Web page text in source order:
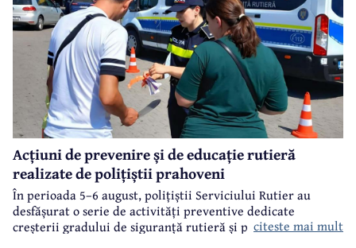
Acțiuni de prevenire și de educație rutieră
realizate de polițiștii prahoveni
În perioada 5–6 august, polițiștii Serviciului Rutier au
desfășurat o serie de activități preventive dedicate
creșterii gradului de siguranță rutieră și promovării unui
citeste mai mult